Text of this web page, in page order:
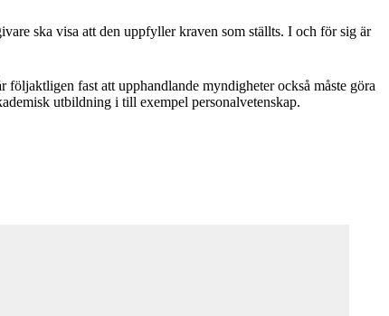
ska visa att den uppfyller kraven som ställts. I och för sig är
fast att upphandlande myndigheter också måste göra
utbildning i till exempel personalvetenskap.